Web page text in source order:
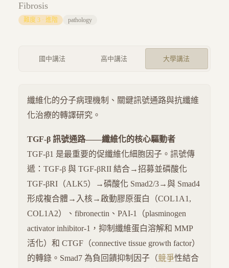
Fibrosis
難度 3 · 進階 pathology
國中講法 高中講法 大學講法
纖維化的分子病理機制、關鍵訊號通路與抗纖維
化治療的轉譯研究。
TGF-β 訊號通路——纖維化的核心驅動者
TGF-β1 是最重要的促纖維化細胞因子。訊號傳
遞：TGF-β 與 TGF-βRII 結合→招募並磷酸化
TGF-βRI（ALK5）→磷酸化 Smad2/3→與 Smad4
形成複合體→入核→啟動膠原蛋白（COL1A1,
COL1A2）、fibronectin、PAI-1（plasminogen
activator inhibitor-1，抑制纖維蛋白溶解和 MMP
活化）和 CTGF（connective tissue growth factor）
的轉錄。Smad7 為負回饋抑制因子（競爭性結合